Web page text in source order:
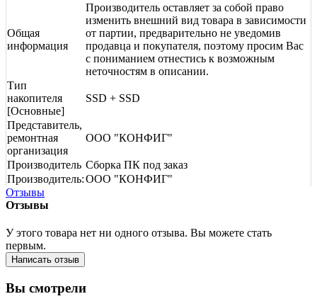
Общая
информация
Производитель оставляет за собой право
изменить внешний вид товара в зависимости
от партии, предварительно не уведомив
продавца и покупателя, поэтому просим Вас
с пониманием отнестись к возможным
неточностям в описании.
Тип
накопителя
[Основные]
SSD + SSD
Представитель,
ремонтная
организация
ООО "КОНФИГ"
Производитель Сборка ПК под заказ
Производитель:ООО "КОНФИГ"
Отзывы
Отзывы
У этого товара нет ни одного отзыва. Вы можете стать
первым.
Написать отзыв
Вы смотрели